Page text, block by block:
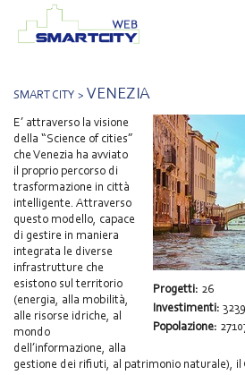
SMART CITY > VENEZIA
Progetti: 26
Investimenti:
Popolazione:
E’ attraverso la visione
della “Science of cities”
che Venezia ha avviato
il proprio percorso di
trasformazione in città
intelligente. Attraverso
questo modello, capace
di gestire in maniera
integrata le diverse
infrastrutture che
esistono sul territorio
(energia, alla mobilità,
alle risorse idriche, al
mondo
dell’informazione, alla
gestione dei rifiuti, al patrimonio naturale), il